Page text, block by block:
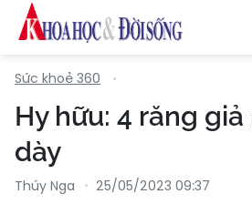
Sức khoẻ 360
Hy hữu: 4 răng
dày
Thúy Nga 25/05/2023 09:37